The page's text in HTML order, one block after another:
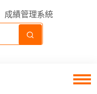
成績管理系統